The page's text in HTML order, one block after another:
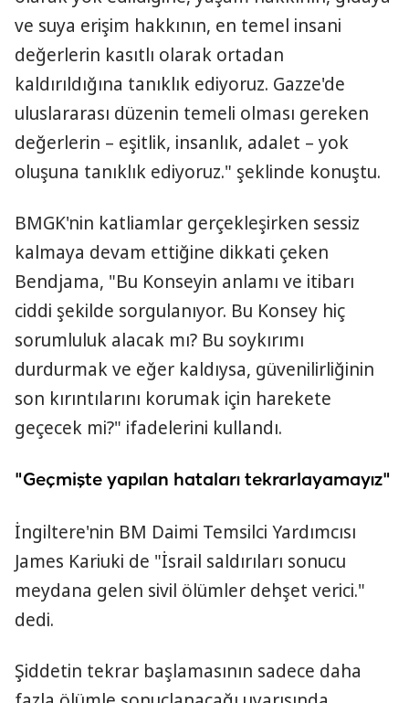
ve suya erişim hakkının, en temel insani
değerlerin kasıtlı olarak ortadan
kaldırıldığına tanıklık ediyoruz. Gazze'de
uluslararası düzenin temeli olması gereken
değerlerin – eşitlik, insanlık, adalet – yok
oluşuna tanıklık ediyoruz." şeklinde konuştu.
BMGK'nin katliamlar gerçekleşirken sessiz
kalmaya devam ettiğine dikkati çeken
Bendjama, "Bu Konseyin anlamı ve itibarı
ciddi şekilde sorgulanıyor. Bu Konsey hiç
sorumluluk alacak mı? Bu soykırımı
durdurmak ve eğer kaldıysa, güvenilirliğinin
son kırıntılarını korumak için harekete
geçecek mi?" ifadelerini kullandı.
"Geçmişte yapılan hataları tekrarlayamayız"
İngiltere'nin BM Daimi Temsilci Yardımcısı
James Kariuki de "İsrail saldırıları sonucu
meydana gelen sivil ölümler dehşet verici."
dedi.
Şiddetin tekrar başlamasının sadece daha